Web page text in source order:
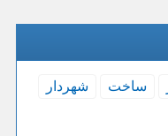
ساخت
شهردار